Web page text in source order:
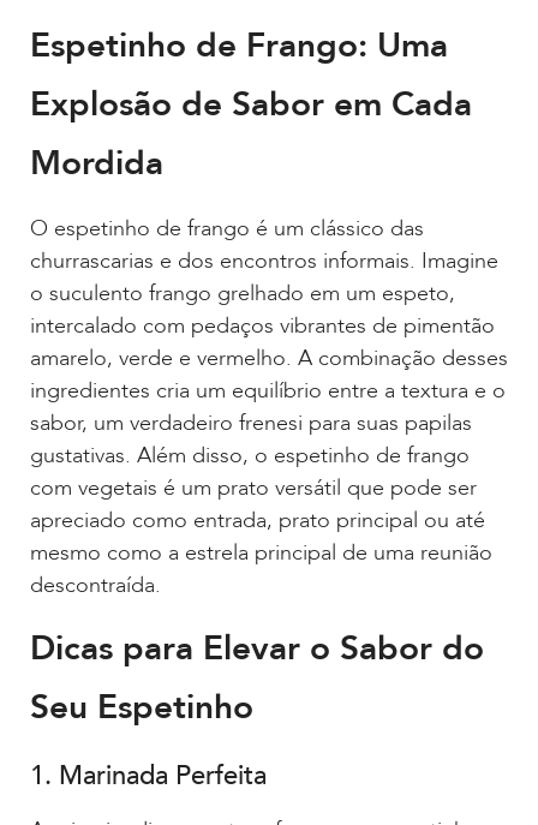
Espetinho de Frango: Uma
Explosão de Sabor em Cada
Mordida
O espetinho de frango é um clássico das
churrascarias e dos encontros informais. Imagine
o suculento frango grelhado em um espeto,
intercalado com pedaços vibrantes de pimentão
amarelo, verde e vermelho. A combinação desses
ingredientes cria um equilíbrio entre a textura e o
sabor, um verdadeiro frenesi para suas papilas
gustativas. Além disso, o espetinho de frango
com vegetais é um prato versátil que pode ser
apreciado como entrada, prato principal ou até
mesmo como a estrela principal de uma reunião
descontraída.
Dicas para Elevar o Sabor do
Seu Espetinho
1. Marinada Perfeita